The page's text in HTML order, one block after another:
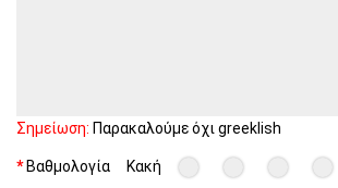
Σημείωση: Παρακαλούμε όχι greeklish
Βαθμολογία Κακή